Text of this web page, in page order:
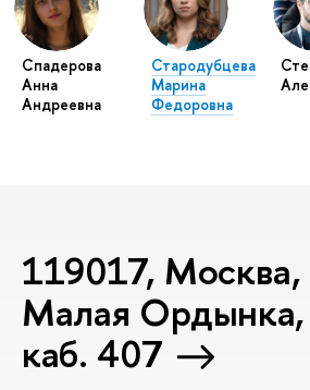
Спадерова
Анна
Андреевна
Стародубцева
Марина
Федоровна
119017, Москва,
Малая
каб. 407